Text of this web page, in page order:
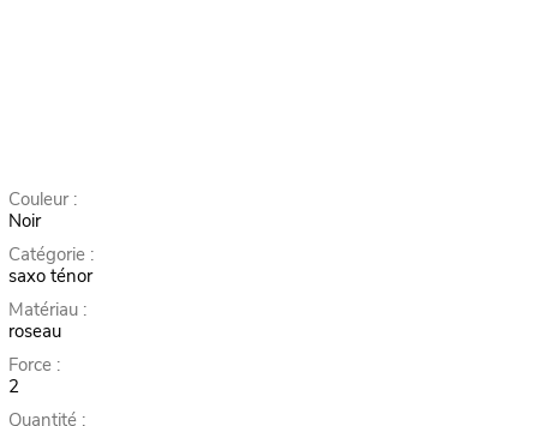
Couleur :
Noir
Catégorie :
saxo ténor
Matériau :
roseau
Force :
2
Quantité :